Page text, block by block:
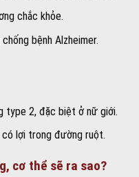
chắc khỏe.
bệnh Alzheimer.
type 2, đặc biệt ở nữ giới.
lợi trong đường ruột.
cơ thể sẽ ra sao?